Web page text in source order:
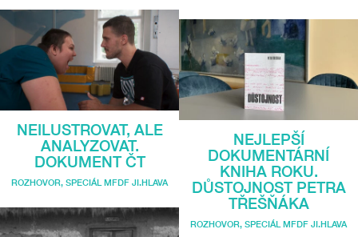
NEILUSTROVAT, ALE
ANALYZOVAT.
DOKUMENT ČT
ROZHOVOR, SPECIÁL MFDF JI.HLAVA
NEJLEPŠÍ
DOKUMENTÁRNÍ
KNIHA ROKU.
DŮSTOJNOST PETRA
TŘEŠŇÁKA
ROZHOVOR, SPECIÁL MFDF JI.HLAVA